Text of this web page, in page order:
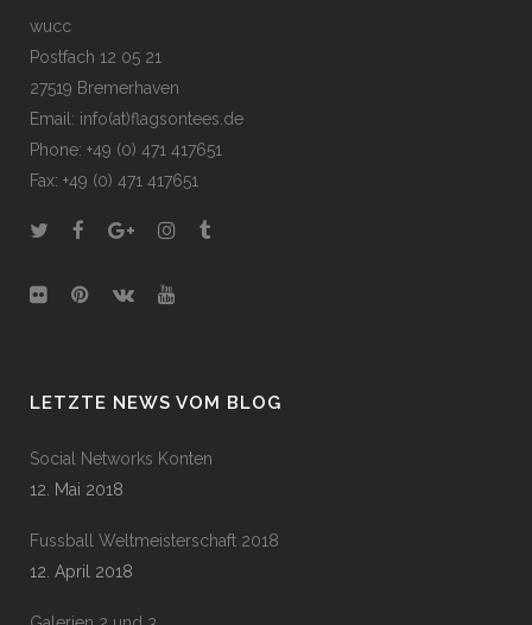
wucc
Postfach 12 05 21
27519 Bremerhaven
Email: info(at)flagsontees.de
Phone: +49 (0) 471 417651
Fax: +49 (0) 471 417651
LETZTE NEWS VOM BLOG
Social Networks Konten
12. Mai 2018
Fussball Weltmeisterschaft 2018
12. April 2018